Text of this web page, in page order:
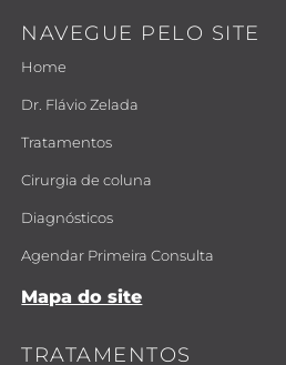
NAVEGUE PELO SITE
Home
Dr. Flávio Zelada
Tratamentos
Cirurgia de coluna
Diagnósticos
Agendar Primeira Consulta
Mapa do site
TRATAMENTOS